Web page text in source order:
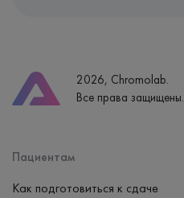
Часы работы
пн-вс: 7:30-15:00
2026, Chromolab.
Все права защищены.
Пациентам
Как подготовиться к сдаче